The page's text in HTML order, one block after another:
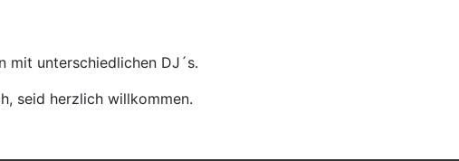
mit unterschiedlichen DJ´s.
seid herzlich willkommen.